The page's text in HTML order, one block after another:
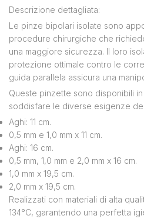
Descrizione dettagliata:
Le pinze bipolari isolate sono
procedure chirurgiche che
una maggiore sicurezza. Il loro
protezione ottimale contro le
guida parallela assicura una
Queste pinzette sono disponibili
soddisfare le diverse esigenze
Aghi: 11 cm.
0,5 mm e 1,0 mm x 11 cm.
Aghi: 16 cm.
0,5 mm, 1,0 mm e 2,0 mm x 16 cm.
1,0 mm x 19,5 cm.
2,0 mm x 19,5 cm.
Realizzati con materiali di alta
134°C, garantendo una perfetta